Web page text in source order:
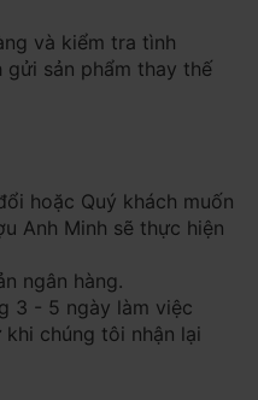
và kiểm tra tình
gửi sản phẩm thay thế
hoặc Quý khách muốn
Anh Minh sẽ thực hiện
ngân hàng.
3 - 5 ngày làm việc
chúng tôi nhận lại